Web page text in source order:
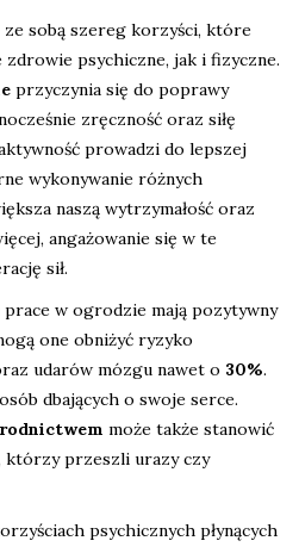
ze sobą szereg korzyści, które
zdrowie psychiczne, jak i fizyczne.
przyczynia się do poprawy
zręczność oraz siłę
prowadzi do lepszej
wykonywanie różnych
naszą wytrzymałość oraz
angażowanie się w te
sił.
w ogrodzie mają pozytywny
one obniżyć ryzyko
udarów mózgu nawet o 30%.
dbających o swoje serce.
może także stanowić
którzy przeszli urazy czy
psychicznych płynących